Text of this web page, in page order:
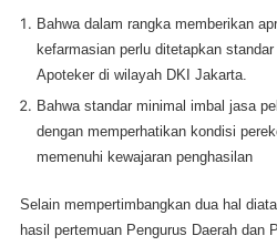
Bahwa dalam rangka memberikan
kefarmasian perlu ditetapkan
Apoteker di wilayah DKI Jakarta.
Bahwa standar minimal imbal jasa
dengan memperhatikan kondisi
memenuhi kewajaran penghasilan
Selain mempertimbangkan dua hal
hasil pertemuan Pengurus Daerah dan